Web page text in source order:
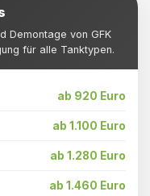
Demontage von GFK
für alle Tanktypen.
ab 920 Euro
ab 1.100 Euro
ab 1.280 Euro
ab 1.460 Euro